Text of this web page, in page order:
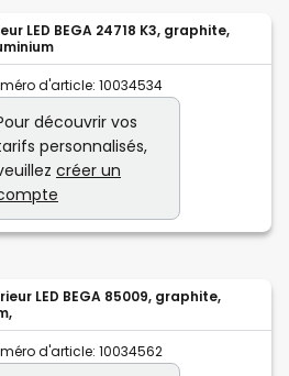
LED BEGA 24718 K3, graphite,
d'article: 10034534
découvrir vos
personnalisés,
créer un
LED BEGA 85009, graphite,
d'article: 10034562